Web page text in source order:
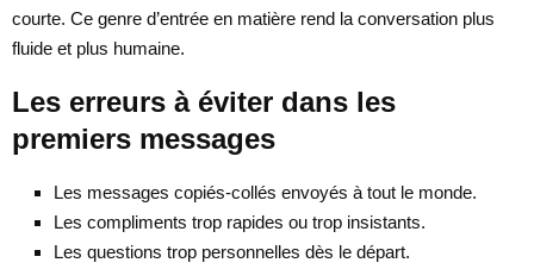
courte. Ce genre d’entrée en matière rend la conversation plus
fluide et plus humaine.
Les erreurs à éviter dans les
premiers messages
Les messages copiés-collés envoyés à tout le monde.
Les compliments trop rapides ou trop insistants.
Les questions trop personnelles dès le départ.